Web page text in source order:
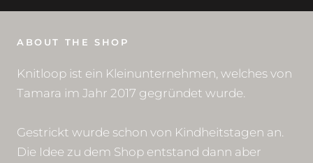
ABOUT THE SHOP
Knitloop ist ein Kleinunternehmen, welches von
Tamara im Jahr 2017 gegründet wurde.
Gestrickt wurde schon von Kindheitstagen an.
Die Idee zu dem Shop entstand dann aber